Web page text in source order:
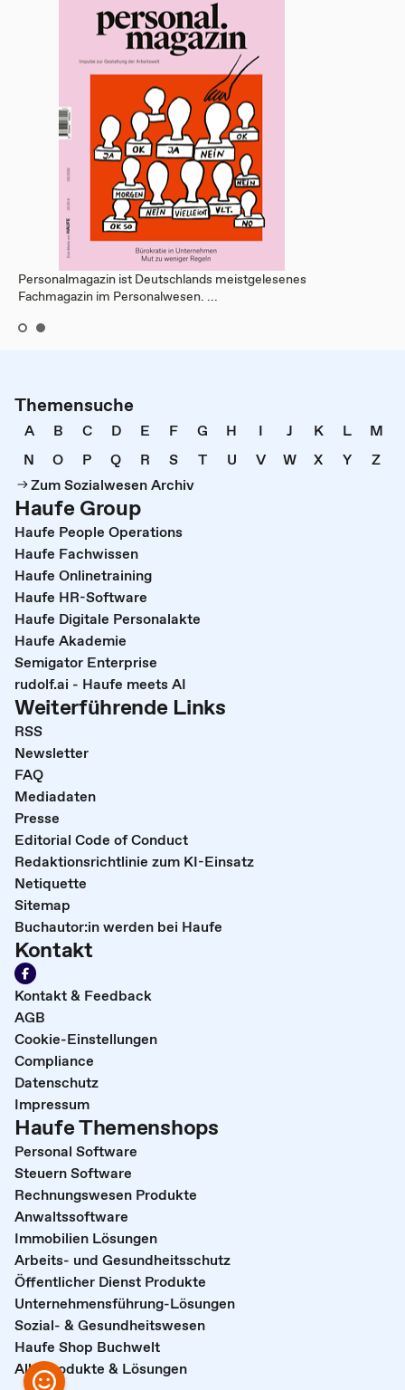
Personalmagazin ist Deutschlands meistgelesenes
Fachmagazin im Personalwesen. ...
Themensuche
A B C D E F G H I J K L
M
N
O P Q R S T U V W X Y
Z
Zum Sozialwesen Archiv
Haufe Group
Haufe People Operations
Haufe Fachwissen
Haufe Onlinetraining
Haufe HR-Software
Haufe Digitale Personalakte
Haufe Akademie
Semigator Enterprise
rudolf.ai - Haufe meets AI
Weiterführende Links
RSS
Newsletter
FAQ
Mediadaten
Presse
Editorial Code of Conduct
Redaktionsrichtlinie zum KI-Einsatz
Netiquette
Sitemap
Buchautor:in werden bei Haufe
Kontakt
Kontakt & Feedback
AGB
Cookie-Einstellungen
Compliance
Datenschutz
Impressum
Haufe Themenshops
Personal Software
Steuern Software
Rechnungswesen Produkte
Anwaltssoftware
Immobilien Lösungen
Arbeits- und Gesundheitsschutz
Öffentlicher Dienst Produkte
Unternehmensführung-Lösungen
Sozial- & Gesundheitswesen
Haufe Shop Buchwelt
Alle Produkte & Lösungen